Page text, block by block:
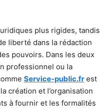
plus rigides, tandis
liberté dans la rédaction
pouvoirs. Dans les deux
professionnel ou la
Service-public.fr est
création et l’organisation
à fournir et les formalités